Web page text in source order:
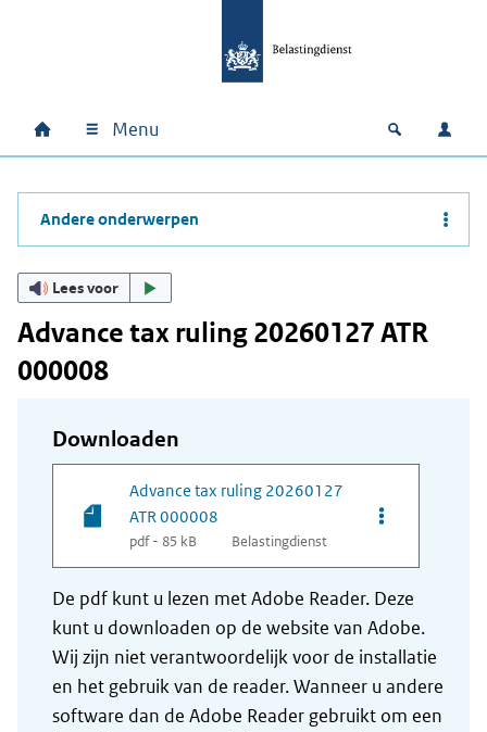
Hoofdnavigatie
Home Menu Open
Andere onderwerpen
Lees voor
Advance tax ruling 20260127 ATR
000008
Downloaden
Advance tax ruling 20260127
ATR 000008
pdf - 85 kB Belastingdienst
Opties van
De pdf kunt u lezen met Adobe Reader. Deze
kunt u downloaden op de website van Adobe.
Wij zijn niet verantwoordelijk voor de installatie
en het gebruik van de reader. Wanneer u andere
software dan de Adobe Reader gebruikt om een